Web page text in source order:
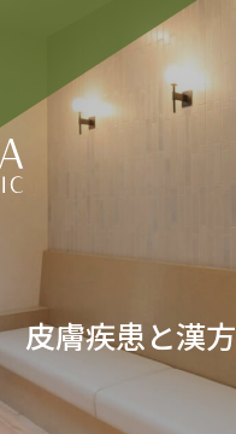
皮膚疾患と漢方